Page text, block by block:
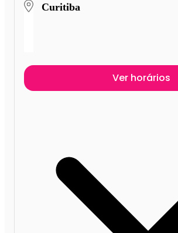
Curitiba
Ver horários